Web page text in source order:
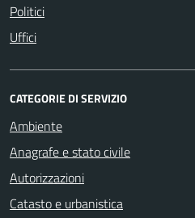
Politici
Uffici
CATEGORIE DI SERVIZIO
Ambiente
Anagrafe e stato civile
Autorizzazioni
Catasto e urbanistica